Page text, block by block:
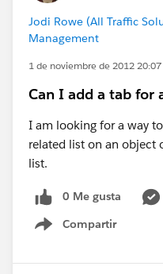
Jodi Rowe (All Traffic
Management
1 de noviembre de 2012 20:07
Can I add a tab for
I am looking for a way
related list on an object
list.
0 Me gusta
Compartir
Show menu